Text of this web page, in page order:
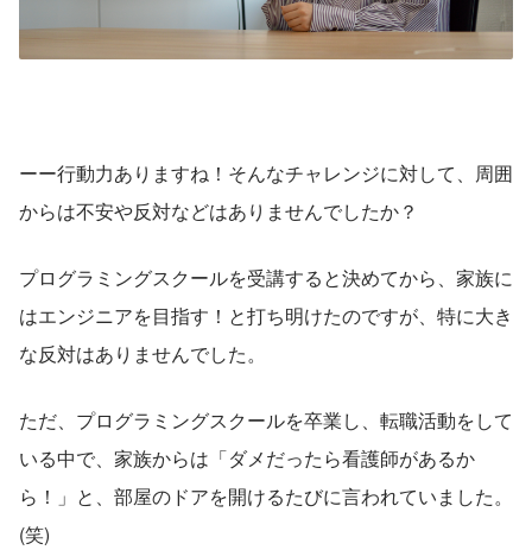
ーー行動力ありますね！そんなチャレンジに対して、周囲
からは不安や反対などはありませんでしたか？
プログラミングスクールを受講すると決めてから、家族に
はエンジニアを目指す！と打ち明けたのですが、特に大き
な反対はありませんでした。
ただ、プログラミングスクールを卒業し、転職活動をして
いる中で、家族からは「ダメだったら看護師があるか
ら！」と、部屋のドアを開けるたびに言われていました。
(笑)